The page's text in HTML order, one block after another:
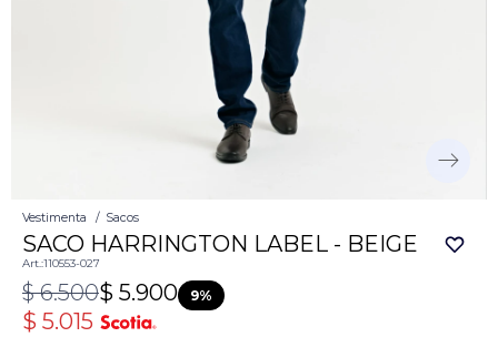
Vestimenta Sacos
SACO HARRINGTON LABEL - BEIGE
110553-027
$ 5.900
$ 6.500 9
$ 5.015